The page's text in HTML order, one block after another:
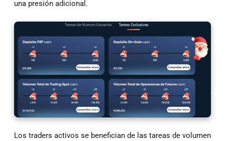
una presión adicional.
Los traders activos se benefician de las tareas de volumen